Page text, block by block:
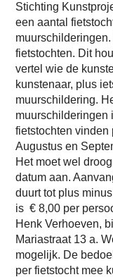
Stichting
een aantal
fietstochten. Dit
vertel wie de
kunstenaar, plus
muurschildering.
muurschilderingen
fietstochten vinden
Augustus en
Het moet wel
datum aan.
duurt tot plus
is € 8,00 per
Henk Verhoeven,
Mariastraat 13 a.
mogelijk. De
per fietstocht mee